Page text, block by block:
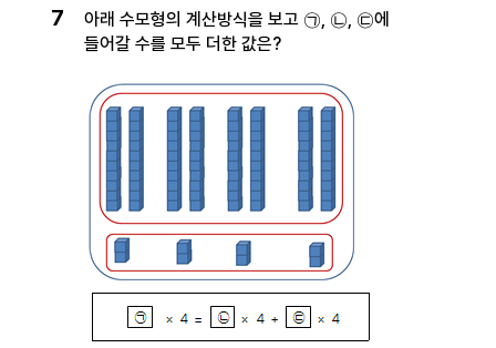
7
아래 수모형의 계산방식을 보고 ㉠, ㉡, ㉢에
들어갈 수를 모두 더한 값은?